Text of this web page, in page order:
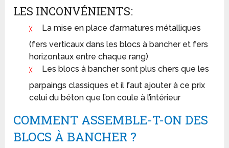
LES INCONVÉNIENTS:
La mise en place d’armatures métalliques
(fers verticaux dans les blocs à bancher et fers
horizontaux entre chaque rang)
Les blocs à bancher sont plus chers que les
parpaings classiques et il faut ajouter à ce prix
celui du béton que l’on coule à l’intérieur
COMMENT ASSEMBLE-T-ON DES
BLOCS À BANCHER ?